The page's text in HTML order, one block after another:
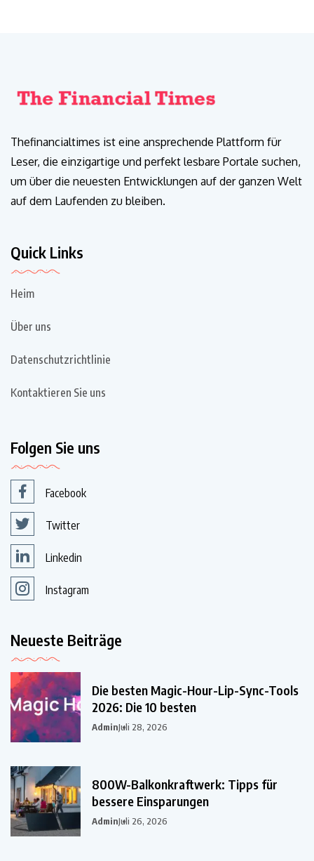
Thefinancialtimes ist eine ansprechende Plattform für
Leser, die einzigartige und perfekt lesbare Portale suchen,
um über die neuesten Entwicklungen auf der ganzen Welt
auf dem Laufenden zu bleiben.
Quick Links
Heim
Über uns
Datenschutzrichtlinie
Kontaktieren Sie uns
Folgen Sie uns
Facebook
Twitter
Linkedin
Instagram
Neueste Beiträge
Die besten Magic-Hour-Lip-Sync-Tools
2026: Die 10 besten
AdminJuli 28, 2026
800W-Balkonkraftwerk: Tipps für
bessere Einsparungen
AdminJuli 26, 2026